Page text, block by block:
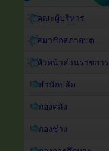
คณะผู้บริหาร
สมาชิกสภาอบต
หัวหน้าส่วนราชการ
สำนักปลัด
กองคลัง
กองช่าง